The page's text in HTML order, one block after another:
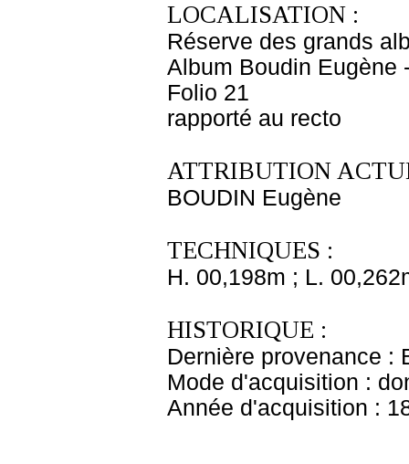
LOCALISATION :
Réserve des grands
Album Boudin Eugène
Folio 21
rapporté au recto
ATTRIBUTION
BOUDIN Eugène
TECHNIQUES :
H. 00,198m ; L.
HISTORIQUE :
Dernière provenance :
Mode d'acquisition :
Année d'acquisition :